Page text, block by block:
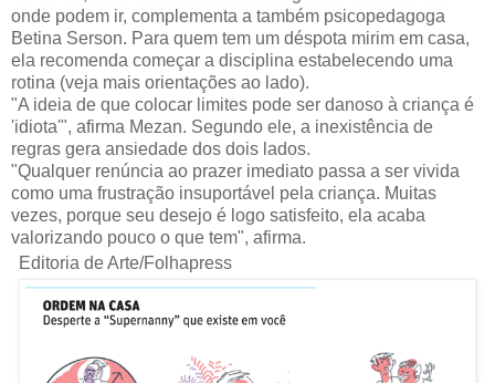
onde podem ir, complementa a também psicopedagoga
Betina Serson. Para quem tem um déspota mirim em casa,
ela recomenda começar a disciplina estabelecendo uma
rotina (veja mais orientações ao lado).
"A ideia de que colocar limites pode ser danoso à criança é
'idiota'", afirma Mezan. Segundo ele, a inexistência de
regras gera ansiedade dos dois lados.
"Qualquer renúncia ao prazer imediato passa a ser vivida
como uma frustração insuportável pela criança. Muitas
vezes, porque seu desejo é logo satisfeito, ela acaba
valorizando pouco o que tem", afirma.
Editoria de Arte/Folhapress